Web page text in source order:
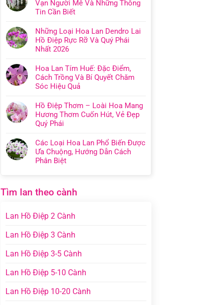
Vạn Người Mê Và Những Thông
Tin Cần Biết
Những Loại Hoa Lan Dendro Lai
Hồ Điệp Rực Rỡ Và Quý Phái
Nhất 2026
Hoa Lan Tím Huế: Đặc Điểm,
Cách Trồng Và Bí Quyết Chăm
Sóc Hiệu Quả
Hồ Điệp Thơm – Loài Hoa Mang
Hương Thơm Cuốn Hút, Vẻ Đẹp
Quý Phái
Các Loại Hoa Lan Phổ Biến Được
Ưa Chuộng, Hướng Dẫn Cách
Phân Biệt
Tìm lan theo cành
Lan Hồ Điệp 2 Cành
Lan Hồ Điệp 3 Cành
Lan Hồ Điệp 3-5 Cành
Lan Hồ Điệp 5-10 Cành
Lan Hồ Điệp 10-20 Cành